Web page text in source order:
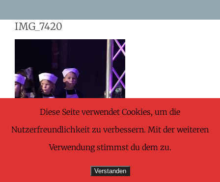
IMG_7420
Diese Seite verwendet Cookies, um die
Nutzerfreundlichkeit zu verbessern. Mit der weiteren
Verwendung stimmst du dem zu.
Verstanden